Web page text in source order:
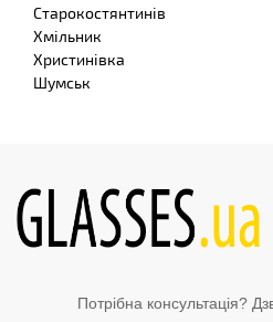
Старокостянтинів
Хмільник
Христинівка
Шумськ
Потрібна консультація?